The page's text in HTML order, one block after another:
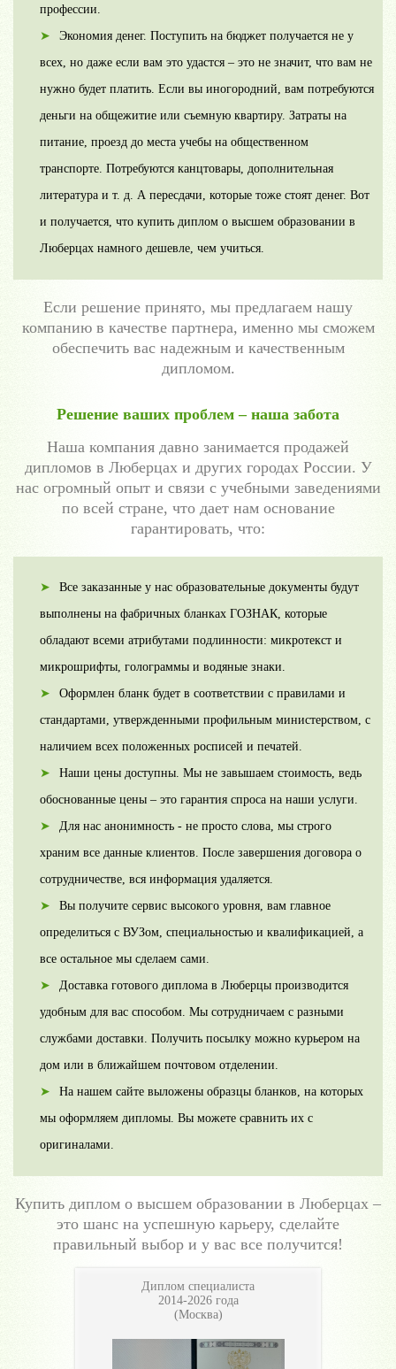
профессии.
Экономия денег. Поступить на бюджет получается не у
всех, но даже если вам это удастся – это не значит, что вам не
нужно будет платить. Если вы иногородний, вам потребуются
деньги на общежитие или съемную квартиру. Затраты на
питание, проезд до места учебы на общественном
транспорте. Потребуются канцтовары, дополнительная
литература и т. д. А пересдачи, которые тоже стоят денег. Вот
и получается, что купить диплом о высшем образовании в
Люберцах намного дешевле, чем учиться.
Если решение принято, мы предлагаем нашу
компанию в качестве партнера, именно мы сможем
обеспечить вас надежным и качественным
дипломом.
Решение ваших проблем – наша забота
Наша компания давно занимается продажей
дипломов в Люберцах и других городах России. У
нас огромный опыт и связи с учебными заведениями
по всей стране, что дает нам основание
гарантировать, что:
Все заказанные у нас образовательные документы будут
выполнены на фабричных бланках ГОЗНАК, которые
обладают всеми атрибутами подлинности: микротекст и
микрошрифты, голограммы и водяные знаки.
Оформлен бланк будет в соответствии с правилами и
стандартами, утвержденными профильным министерством, с
наличием всех положенных росписей и печатей.
Наши цены доступны. Мы не завышаем стоимость, ведь
обоснованные цены – это гарантия спроса на наши услуги.
Для нас анонимность - не просто слова, мы строго
храним все данные клиентов. После завершения договора о
сотрудничестве, вся информация удаляется.
Вы получите сервис высокого уровня, вам главное
определиться с ВУЗом, специальностью и квалификацией, а
все остальное мы сделаем сами.
Доставка готового диплома в Люберцы производится
удобным для вас способом. Мы сотрудничаем с разными
службами доставки. Получить посылку можно курьером на
дом или в ближайшем почтовом отделении.
На нашем сайте выложены образцы бланков, на которых
мы оформляем дипломы. Вы можете сравнить их с
оригиналами.
Купить диплом о высшем образовании в Люберцах –
это шанс на успешную карьеру, сделайте
правильный выбор и у вас все получится!
Диплом специалиста
2014-2026 года
(Москва)